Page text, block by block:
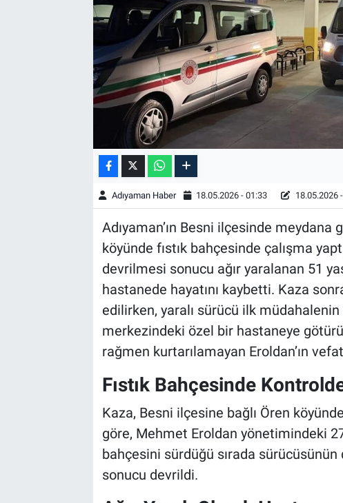
Adıyaman Haber 18.05.2026 - 01:33 18.05.2026
Adıyaman’ın Besni ilçesinde meydana
köyünde fıstık bahçesinde çalışma
devrilmesi sonucu ağır yaralanan 51
hastanede hayatını kaybetti. Kaza
edilirken, yaralı sürücü ilk müdahalenin
merkezindeki özel bir hastaneye
rağmen kurtarılamayan Eroldan’ın
Fıstık Bahçesinde
Kaza, Besni ilçesine bağlı Ören
göre, Mehmet Eroldan yönetimindeki
bahçesini sürdüğü sırada
sonucu devrildi.
BİLİM VE TEKNOLOJİ
Şambayat Haber